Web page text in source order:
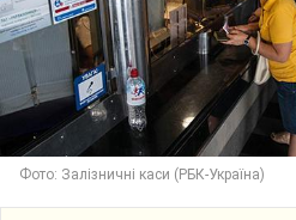
Фото: Залізничні каси (РБК-Україна)